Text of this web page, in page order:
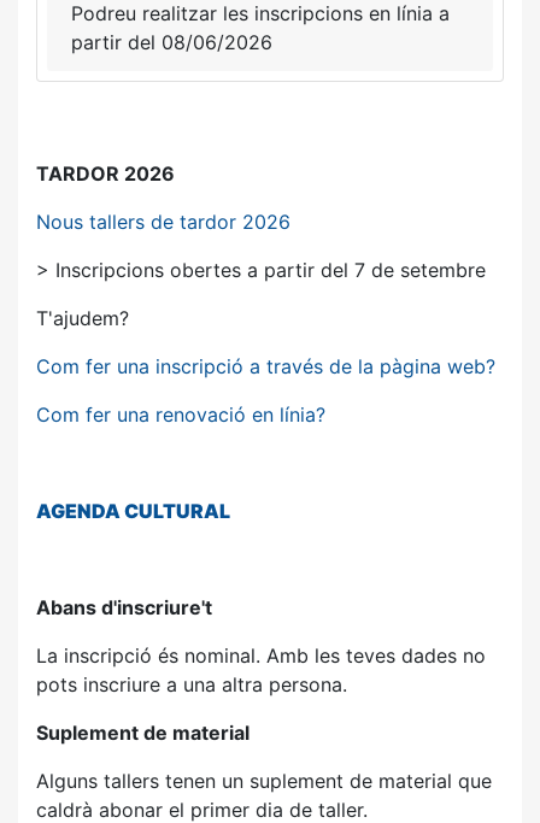
Podreu realitzar les inscripcions en línia a
partir del 08/06/2026
TARDOR 2026
Nous tallers de tardor 2026
> Inscripcions obertes a partir del 7 de setembre
T'ajudem?
Com fer una inscripció a través de la pàgina web?
Com fer una renovació en línia?
AGENDACULTURAL
Abans d'inscriure't
La inscripció és nominal. Amb les teves dades no
pots inscriure a una altra persona.
Suplement de material
Alguns tallers tenen un suplement de material que
caldrà abonar el primer dia de taller.